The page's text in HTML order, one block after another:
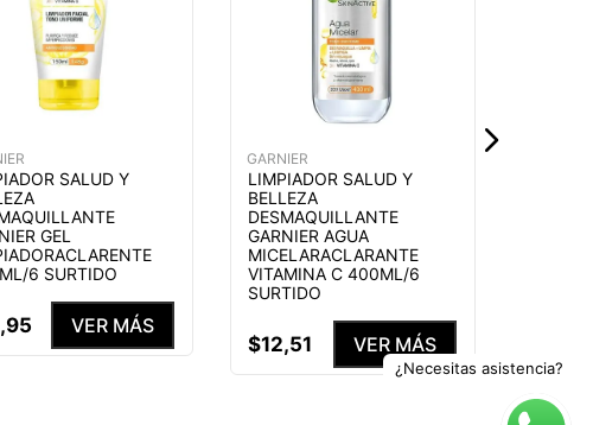
¿Necesitas asistencia?
SALUD Y
GEL
6 SURTIDO
,95 VER MÁS
GARNIER
LIMPIADOR SALUD Y
BELLEZA
DESMAQUILLANTE
GARNIER AGUA
MICELARACLARANTE
VITAMINA C 400ML/6
SURTIDO
$12,51 VER MÁS